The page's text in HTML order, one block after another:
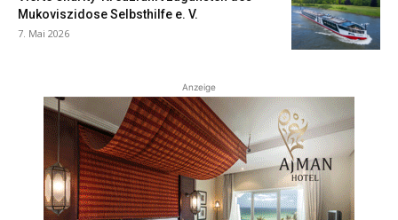
Mukoviszidose Selbsthilfe e. V.
7. Mai 2026
Anzeige